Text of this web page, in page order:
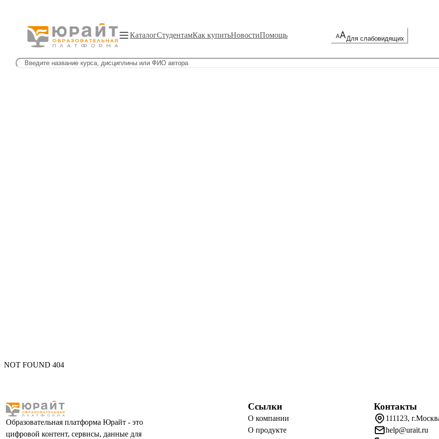
КаталогСтудентамКак купитьНовостиПомощь Для слабовидящих
NOT FOUND 404
Образовательная платформа Юрайт - это
цифровой контент, сервисы, данные для
Ссылки
О компании
О продукте
Контакты
111123,
help@urait.ru